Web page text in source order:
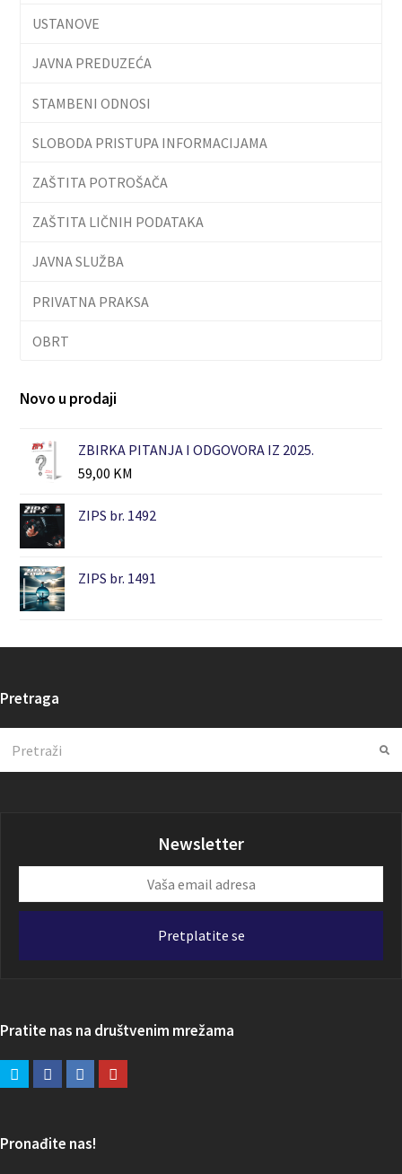
USTANOVE
JAVNA PREDUZEĆA
STAMBENI ODNOSI
SLOBODA PRISTUPA INFORMACIJAMA
ZAŠTITA POTROŠAČA
ZAŠTITA LIČNIH PODATAKA
JAVNA SLUŽBA
PRIVATNA PRAKSA
OBRT
Novo u prodaji
ZBIRKA PITANJA I ODGOVORA IZ 2025.
59,00 KM
ZIPS br. 1492
ZIPS br. 1491
Pretraga
Newsletter
email
Pretplatite se
Pratite nas na društvenim mrežama
Pronađite nas!